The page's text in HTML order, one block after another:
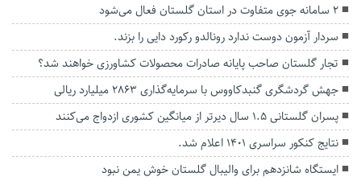
2 سامانه جوی متفاوت در استان گلستان فعال می‌شود
سردار آزمون دوست ندارد رونالدو رکورد دایی را بزند.
تجار گلستان صاحب پایانه صادرات محصولات کشاورزی خواهند شد؟
جهش گردشگری گنبدکاووس با سرمایه‌گذاری ۲۸۶۳ میلیارد ریالی
پسران گلستانی ۱.۵ سال دیرتر از میانگین کشوری ازدواج می‌کنند
نتایج کنکور سراسری ۱۴۰۱ اعلام شد.
ایستگاه شانزدهم برای والیبال گلستان خوش یمن نبود